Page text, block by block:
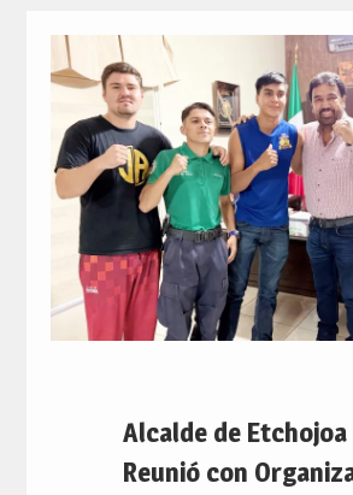
Alcalde de Etchojoa
Reunió con